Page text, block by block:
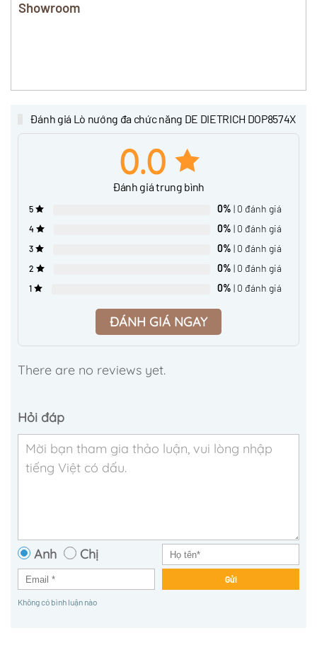
Showroom
Đánh giá Lò nướng đa chức năng DE DIETRICH DOP8574X
0.0
Đánh giá trung bình
5 0% | 0 đánh giá
4 0% | 0 đánh giá
3 0% | 0 đánh giá
2 0% | 0 đánh giá
1 0% | 0 đánh giá
ĐÁNH GIÁ NGAY
There are no reviews yet.
Hỏi đáp
Anh Chị
Gửi
Không có bình luận nào